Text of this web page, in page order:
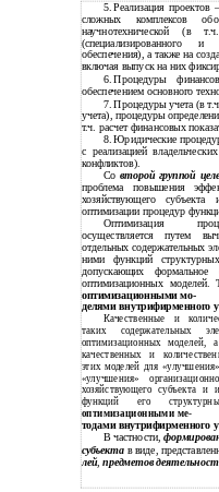
5. Реализация проектов
сложных комплексов
научнотехнической (в
(специализированного и
обеспечения), а также на
включая выпуск на них
6. Процедуры
обеспечением основного
7. Процедуры учета (в
учета), процедуры
т.ч. расчет финансовых
8. Юридические
с реализацией
конфликтов).
Со второй группой
проблема повышения
хозяйствующего
оптимизации процедур
Оптимизация
осуществляется путем
отдельных содержательных
ними функций
допускающих
оптимизационных моделей.
оптимизационными мо-
делями внутрифирменного
Качественные и
таких содержательных
оптимизационных моделей,
качественных и
этих моделей для
«улучшения»
хозяйствующего субъекта и
функций его
оптимизационными ме-
тодами внутрифирменного
В частности,
субъекта в виде,
лей,предметов